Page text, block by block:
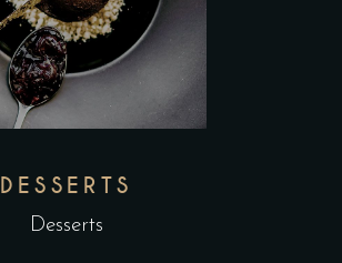
DESSERTS
Desserts